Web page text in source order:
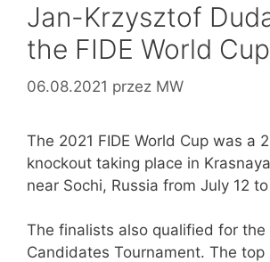
Jan-Krzysztof
the FIDE World
06.08.2021 przez MW
The 2021 FIDE World Cup was a
knockout taking place in
near Sochi, Russia from July 12
The finalists also qualified for the
Candidates Tournament. The top